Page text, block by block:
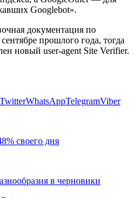
Googlebot».
документация по
прошлого года, тогда
новый user-agent Site Verifier.
TwitterWhatsAppTelegramViber
своего дня
в черновики